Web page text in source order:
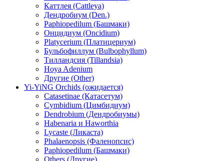
Каттлея (Cattleya)
Дендробиум (Den.)
Paphiopedilum (Башмаки)
Онцидиум (Oncidium)
Platycerium (Платицериум)
Бульбофиллум (Bulbophyllum)
Тилландсия (Tillandsia)
Hoya Adenium
Другие (Other)
Yi-YiNG Orchids (ожидается)
Catasetinae (Катасетум)
Cymbidium (Цимбидиум)
Dendrobium (Дендробиумы)
Habenaria и Haworthia
Lycaste (Ликаста)
Phalaenopsis (Фаленопсис)
Paphiopedilum (Башмаки)